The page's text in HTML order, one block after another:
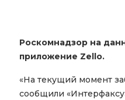
Роскомнадзор на
приложение Zello.
«На текущий момент
сообщили